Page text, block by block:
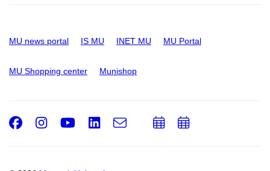
MU news portal IS MU INET MU MU Portal
MU Shopping center Munishop
Facebook
Instagram
Youtube
LinkedIn
e-
AddAdd